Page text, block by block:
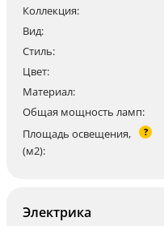
Коллекция:
Вид:
Стиль:
Цвет:
Материал:
Общая мощность ламп:
Площадь освещения,
(м2):
?
Электрика